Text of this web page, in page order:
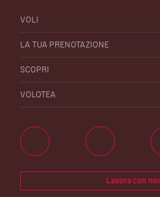
VOLI
LA TUA PRENOTAZIONE
SCOPRI
VOLOTEA
Lavora con noi